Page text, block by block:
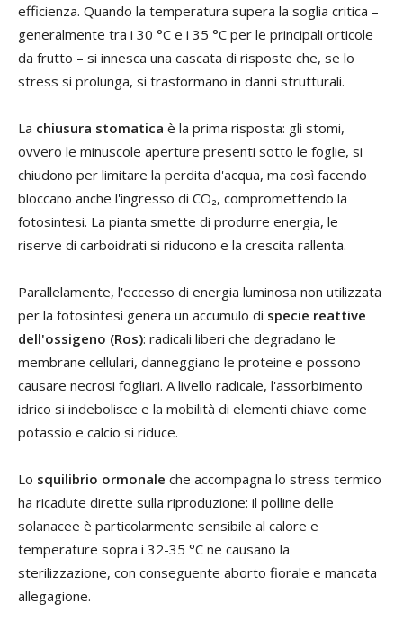
efficienza. Quando la temperatura supera la soglia critica –
generalmente tra i 30 °C e i 35 °C per le principali orticole
da frutto – si innesca una cascata di risposte che, se lo
stress si prolunga, si trasformano in danni strutturali.
La chiusura stomatica è la prima risposta: gli stomi,
ovvero le minuscole aperture presenti sotto le foglie, si
chiudono per limitare la perdita d'acqua, ma così facendo
bloccano anche l'ingresso di CO₂, compromettendo la
fotosintesi. La pianta smette di produrre energia, le
riserve di carboidrati si riducono e la crescita rallenta.
Parallelamente, l'eccesso di energia luminosa non utilizzata
per la fotosintesi genera un accumulo di specie reattive
dell'ossigeno (Ros): radicali liberi che degradano le
membrane cellulari, danneggiano le proteine e possono
causare necrosi fogliari. A livello radicale, l'assorbimento
idrico si indebolisce e la mobilità di elementi chiave come
potassio e calcio si riduce.
Lo squilibrio ormonale che accompagna lo stress termico
ha ricadute dirette sulla riproduzione: il polline delle
solanacee è particolarmente sensibile al calore e
temperature sopra i 32-35 °C ne causano la
sterilizzazione, con conseguente aborto fiorale e mancata
allegagione.